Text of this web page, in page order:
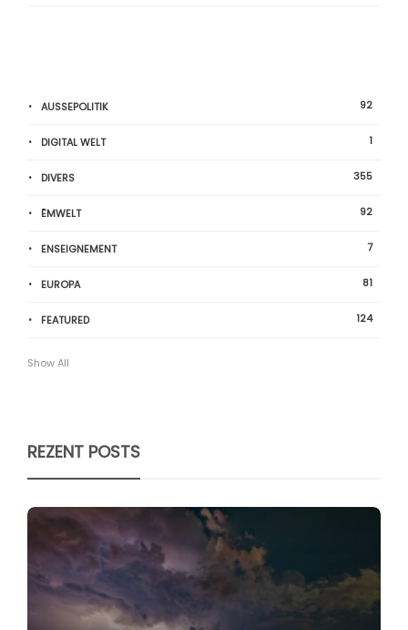
AUSSEPOLITIK 92
DIGITAL WELT 1
DIVERS 355
ËMWELT 92
ENSEIGNEMENT 7
EUROPA 81
FEATURED 124
Show All
REZENT POSTS